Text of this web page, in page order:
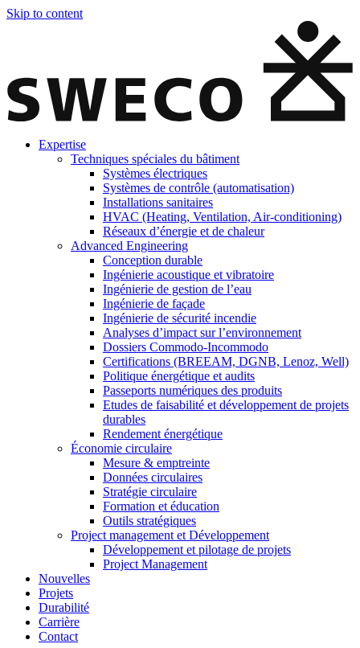
Skip to content
Expertise
Techniques spéciales du bâtiment
Systèmes électriques
Systèmes de contrôle (automatisation)
Installations sanitaires
HVAC (Heating, Ventilation, Air-conditioning)
Réseaux d’énergie et de chaleur
Advanced Engineering
Conception durable
Ingénierie acoustique et vibratoire
Ingénierie de gestion de l’eau
Ingénierie de façade
Ingénierie de sécurité incendie
Analyses d’impact sur l’environnement
Dossiers Commodo-Incommodo
Certifications (BREEAM, DGNB, Lenoz, Well)
Politique énergétique et audits
Passeports numériques des produits
Etudes de faisabilité et développement de projets
durables
Rendement énergétique
Économie circulaire
Mesure & emptreinte
Données circulaires
Stratégie circulaire
Formation et éducation
Outils stratégiques
Project management et Développement
Développement et pilotage de projets
Project Management
Nouvelles
Projets
Durabilité
Carrière
Contact